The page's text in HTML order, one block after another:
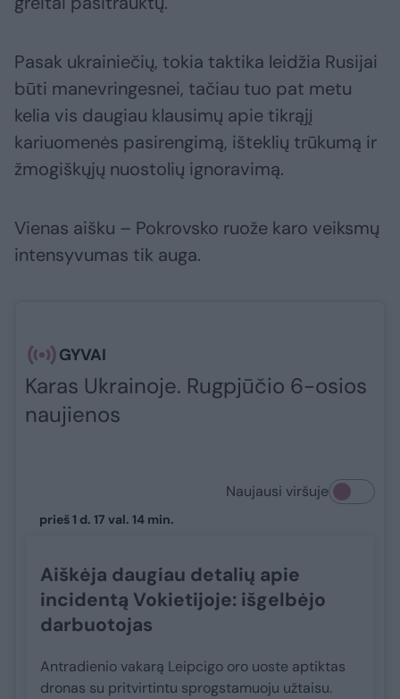
Pasak ukrainiečių, tokia taktika leidžia Rusijai
būti manevringesnei, tačiau tuo pat metu
kelia vis daugiau klausimų apie tikrąjį
kariuomenės pasirengimą, išteklių trūkumą ir
žmogiškųjų nuostolių ignoravimą.
Vienas aišku – Pokrovsko ruože karo veiksmų
intensyvumas tik auga.
GYVAI
Karas Ukrainoje. Rugpjūčio 6-osios
naujienos
Naujausi viršuje
prieš 1 d. 17 val. 14 min.
Aiškėja daugiau detalių apie
incidentą Vokietijoje: išgelbėjo
darbuotojas
Antradienio vakarą Leipcigo oro uoste aptiktas
dronas su pritvirtintu sprogstamuoju užtaisu.